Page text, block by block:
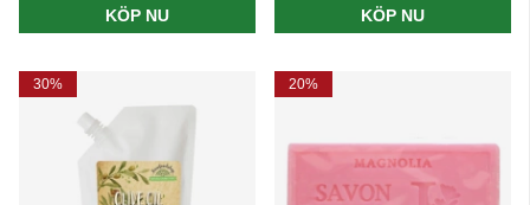
KÖP NU
KÖP NU
30% 20%